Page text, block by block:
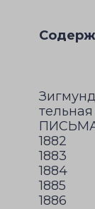
1882
1883
1884
1885
1886